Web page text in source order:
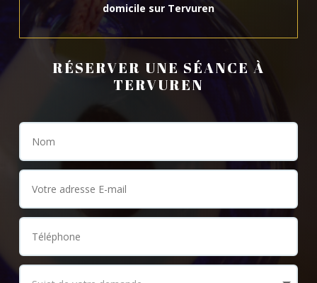
domicile sur Tervuren
RÉSERVER UNE SÉANCE À
TERVUREN